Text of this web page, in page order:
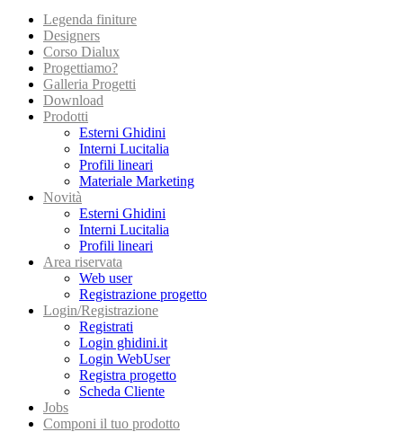
Legenda finiture
Designers
Corso Dialux
Progettiamo?
Galleria Progetti
Download
Prodotti
Esterni Ghidini
Interni Lucitalia
Profili lineari
Materiale Marketing
Novità
Esterni Ghidini
Interni Lucitalia
Profili lineari
Area riservata
Web user
Registrazione progetto
Login/Registrazione
Registrati
Login ghidini.it
Login WebUser
Registra progetto
Scheda Cliente
Jobs
Componi il tuo prodotto